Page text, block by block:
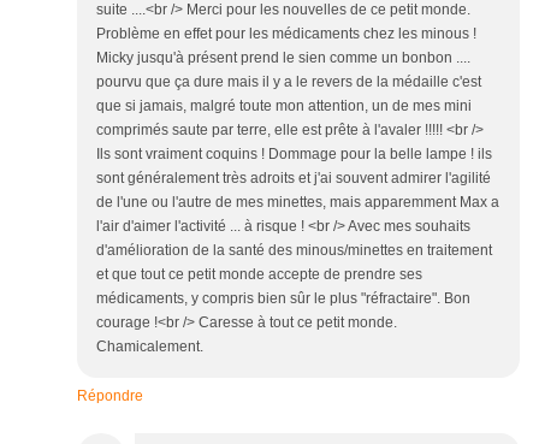
suite ....<br /> Merci pour les nouvelles de ce petit monde.
Problème en effet pour les médicaments chez les minous !
Micky jusqu'à présent prend le sien comme un bonbon ....
pourvu que ça dure mais il y a le revers de la médaille c'est
que si jamais, malgré toute mon attention, un de mes mini
comprimés saute par terre, elle est prête à l'avaler !!!!! <br />
Ils sont vraiment coquins ! Dommage pour la belle lampe ! ils
sont généralement très adroits et j'ai souvent admirer l'agilité
de l'une ou l'autre de mes minettes, mais apparemment Max a
l'air d'aimer l'activité ... à risque ! <br /> Avec mes souhaits
d'amélioration de la santé des minous/minettes en traitement
et que tout ce petit monde accepte de prendre ses
médicaments, y compris bien sûr le plus "réfractaire". Bon
courage !<br /> Caresse à tout ce petit monde.
Chamicalement.
Répondre